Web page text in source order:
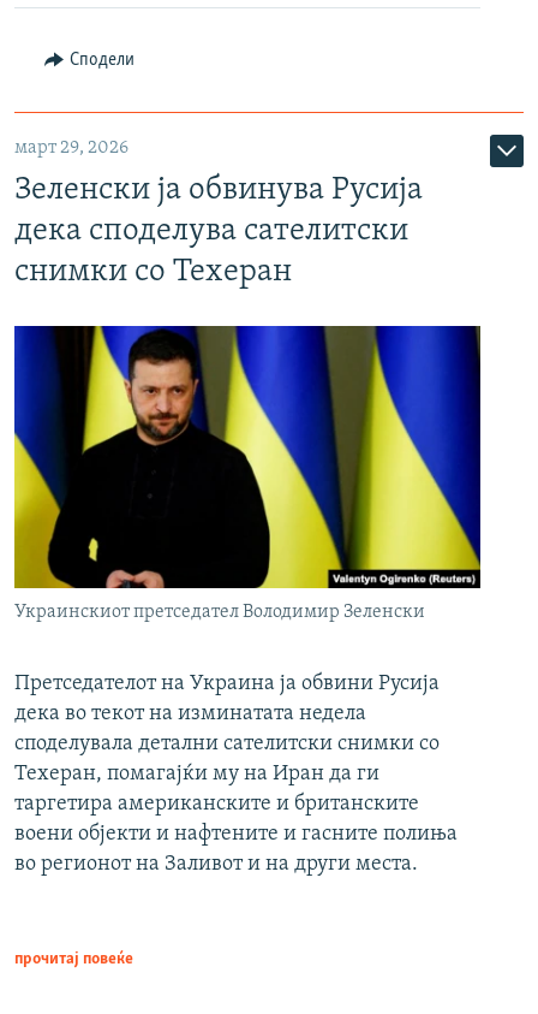
Сподели
март 29, 2026
Зеленски ја обвинува Русија
дека споделува сателитски
снимки со Техеран
Украинскиот претседател Володимир Зеленски
Претседателот на Украина ја обвини Русија
дека во текот на изминатата недела
споделувала детални сателитски снимки со
Техеран, помагајќи му на Иран да ги
таргетира американските и британските
воени објекти и нафтените и гасните полиња
во регионот на Заливот и на други места.
прочитај повеќе